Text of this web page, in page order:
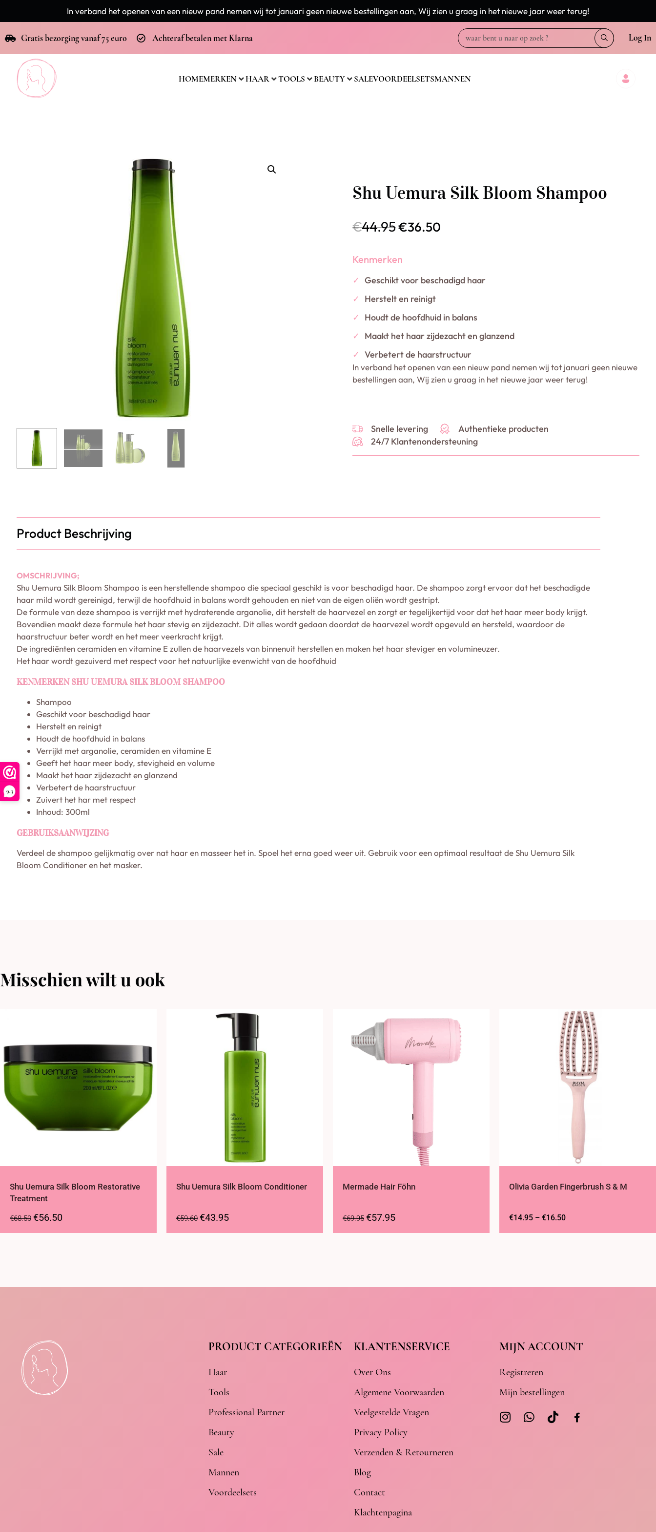
9,3
In verband het openen van een nieuw pand nemen wij tot januari geen nieuwe bestellingen aan, Wij zien u graag in het nieuwe jaar weer terug!
Gratis bezorging vanaf 75 euro Achteraf betalen met Klarna Log In
HOMEMERKEN HAAR TOOLS BEAUTY SALEVOORDEELSETSMANNEN
Shu Uemura Silk Bloom Shampoo
€44.95€36.50
Kenmerken
✓ Geschikt voor beschadigd haar
✓
Herstelt en reinigt
✓
Houdt de hoofdhuid in balans
✓
Maakt het haar zijdezacht en glanzend
✓ Verbetert de haarstructuur
In verband het openen van een nieuw pand nemen wij tot januari geen nieuwe
bestellingen aan, Wij zien u graag in het nieuwe jaar weer terug!
Snelle levering
Authentieke producten
24/7 Klantenondersteuning
Product Beschrijving
OMSCHRIJVING;
Shu Uemura Silk Bloom Shampoo is een herstellende shampoo die speciaal geschikt is voor beschadigd haar. De shampoo zorgt ervoor dat het beschadigde
haar mild wordt gereinigd, terwijl de hoofdhuid in balans wordt gehouden en niet van de eigen oliën wordt gestript.
De formule van deze shampoo is verrijkt met hydraterende arganolie, dit herstelt de haarvezel en zorgt er tegelijkertijd voor dat het haar meer body krijgt.
Bovendien maakt deze formule het haar stevig en zijdezacht. Dit alles wordt gedaan doordat de haarvezel wordt opgevuld en hersteld, waardoor de
haarstructuur beter wordt en het meer veerkracht krijgt.
De ingrediënten ceramiden en vitamine E zullen de haarvezels van binnenuit herstellen en maken het haar steviger en volumineuzer.
Het haar wordt gezuiverd met respect voor het natuurlijke evenwicht van de hoofdhuid
KENMERKEN SHU UEMURA SILK BLOOM SHAMPOO
Shampoo
Geschikt voor beschadigd haar
Herstelt en reinigt
Houdt de hoofdhuid in balans
Verrijkt met arganolie, ceramiden en vitamine E
Geeft het haar meer body, stevigheid en volume
Maakt het haar zijdezacht en glanzend
Verbetert de haarstructuur
Zuivert het har met respect
Inhoud: 300ml
GEBRUIKSAANWIJZING
Verdeel de shampoo gelijkmatig over nat haar en masseer het in. Spoel het erna goed weer uit. Gebruik voor een optimaal resultaat de Shu Uemura Silk
Bloom Conditioner en het masker.
Misschien wilt u ook
Shu Uemura Silk Bloom Restorative
Treatment
€68.50 €56.50
Shu Uemura Silk Bloom Conditioner
€59.60 €43.95
Mermade Hair Föhn
€69.95 €57.95
Olivia Garden Fingerbrush S & M
€14.95 – €16.50
PRODUCT CATEGORIEËN
Haar
Tools
Professional Partner
Beauty
Sale
Mannen
Voordeelsets
KLANTENSERVICE
Over Ons
Algemene Voorwaarden
Veelgestelde Vragen
Privacy Policy
Verzenden & Retourneren
Blog
Contact
Klachtenpagina
MIJN ACCOUNT
Registreren
Mijn bestellingen